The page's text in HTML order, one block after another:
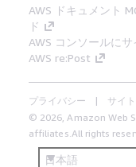
AWS ドキュメント
ド
AWS コンソールに
AWS re:Post
プライバシー サイ
© 2026, Amazon Web
affiliates.All rights
日本語